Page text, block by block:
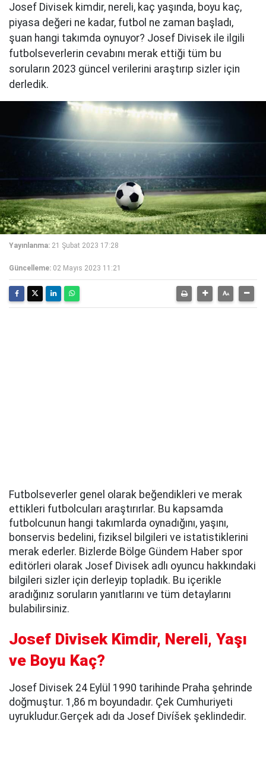
Josef Divisek kimdir, nereli, kaç yaşında, boyu kaç,
piyasa değeri ne kadar, futbol ne zaman başladı,
şuan hangi takımda oynuyor? Josef Divisek ile ilgili
futbolseverlerin cevabını merak ettiği tüm bu
soruların 2023 güncel verilerini araştırıp sizler için
derledik.
Yayınlanma: 21 Şubat 2023 17:28
Güncelleme: 02 Mayıs 2023 11:21
Futbolseverler genel olarak beğendikleri ve merak
ettikleri futbolcuları araştırırlar. Bu kapsamda
futbolcunun hangi takımlarda oynadığını, yaşını,
bonservis bedelini, fiziksel bilgileri ve istatistiklerini
merak ederler. Bizlerde Bölge Gündem Haber spor
editörleri olarak Josef Divisek adlı oyuncu hakkındaki
bilgileri sizler için derleyip topladık. Bu içerikle
aradığınız soruların yanıtlarını ve tüm detaylarını
bulabilirsiniz.
Josef Divisek Kimdir, Nereli, Yaşı
ve Boyu Kaç?
Josef Divisek 24 Eylül 1990 tarihinde Praha şehrinde
doğmuştur. 1,86 m boyundadır. Çek Cumhuriyeti
uyrukludur.Gerçek adı da Josef Divíšek şeklindedir.